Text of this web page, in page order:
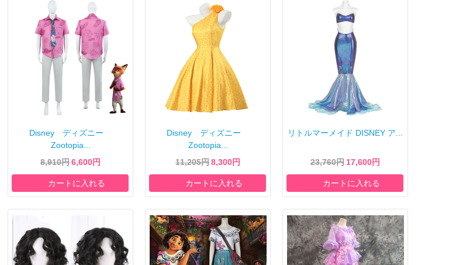
Disney ディズニー
Zootopia...
8,910円6,600円
カートに入れる
Disney ディズニー
Zootopia...
11,205円8,300円
カートに入れる
リトルマーメイド DISNEY ア...
23,760円 17,600円
カートに入れる